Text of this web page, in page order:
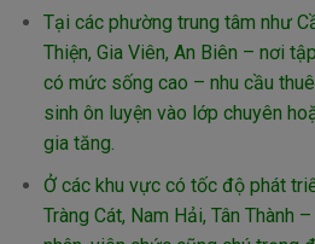
Tại các phường trung tâm như
Thiện, Gia Viên, An Biên – nơi
có mức sống cao – nhu cầu
sinh ôn luyện vào lớp chuyên
gia tăng.
Ở các khu vực có tốc độ phát
Tràng Cát, Nam Hải, Tân Thành